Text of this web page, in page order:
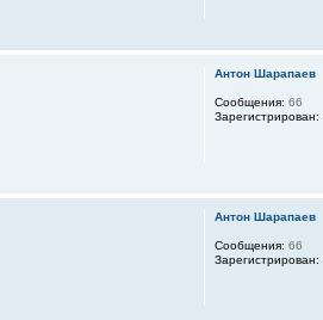
Антон Шарапаев
Сообщения: 66
Зарегистрирован:
Антон Шарапаев
Сообщения: 66
Зарегистрирован: